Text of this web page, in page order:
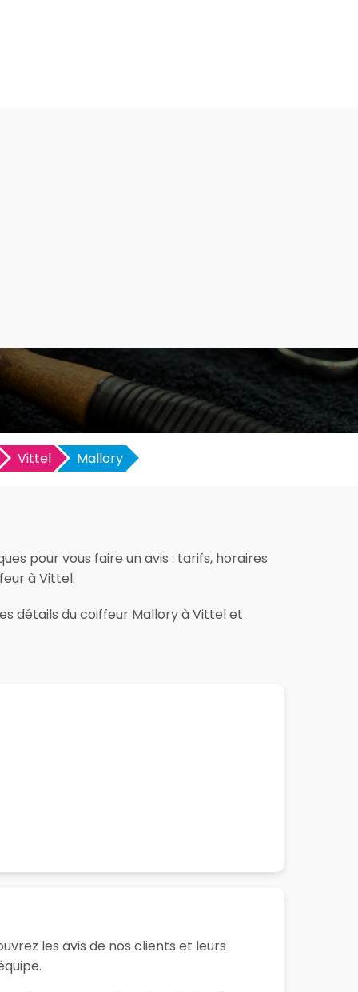
Vittel Mallory
pour vous faire un avis : tarifs, horaires
à Vittel.
détails du coiffeur Mallory à Vittel et
les avis de nos clients et leurs